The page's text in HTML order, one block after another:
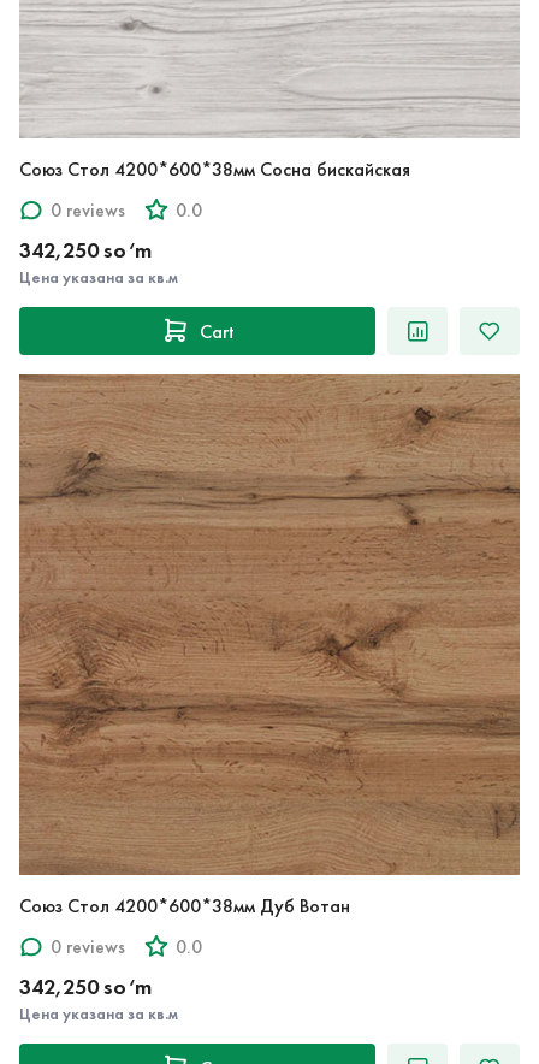
Союз Стол 4200*600*38мм Сосна бискайская
0 reviews
0.0
342,250 so‘m
Цена указана за кв.м
Cart
Союз Стол 4200*600*38мм Дуб Вотан
0 reviews
0.0
342,250 so‘m
Цена указана за кв.м